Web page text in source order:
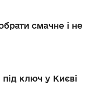
смачне і не
ключ у Києві